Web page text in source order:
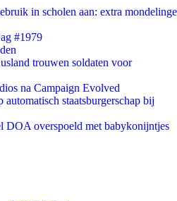
in scholen aan: extra mondelinge
#1979
trouwen soldaten voor
na Campaign Evolved
staatsburgerschap bij
DOA overspoeld met babykonijntjes